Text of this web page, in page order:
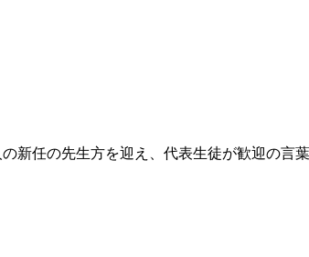
新任の先生方を迎え、代表生徒が歓迎の言